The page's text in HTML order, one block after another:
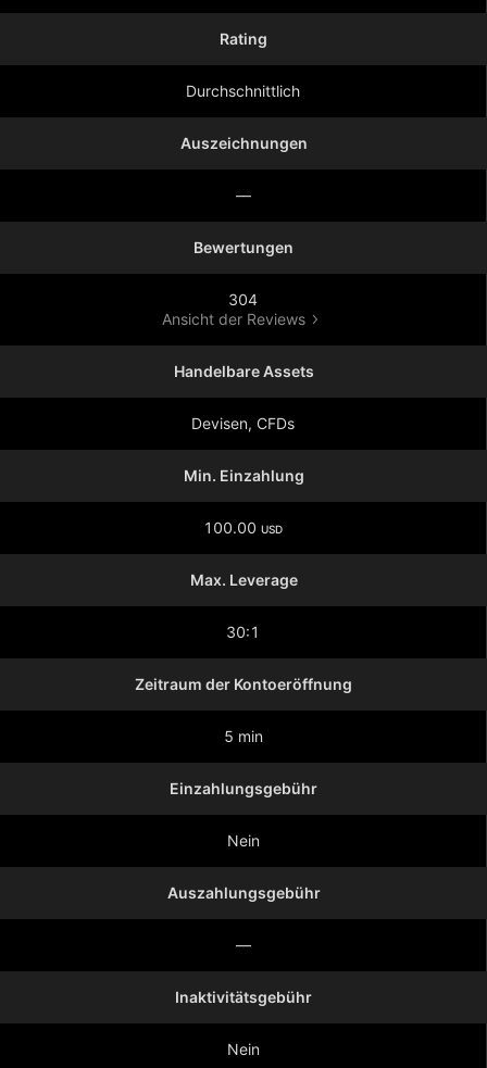
Rating
Durchschnittlich
Auszeichnungen
—
Bewertungen
304
Ansicht der Reviews
Handelbare Assets
Devisen, CFDs
Min. Einzahlung
100.00 USD
Max. Leverage
30:1
Zeitraum der Kontoeröffnung
5 min
Einzahlungsgebühr
Nein
Auszahlungsgebühr
—
Inaktivitätsgebühr
Nein